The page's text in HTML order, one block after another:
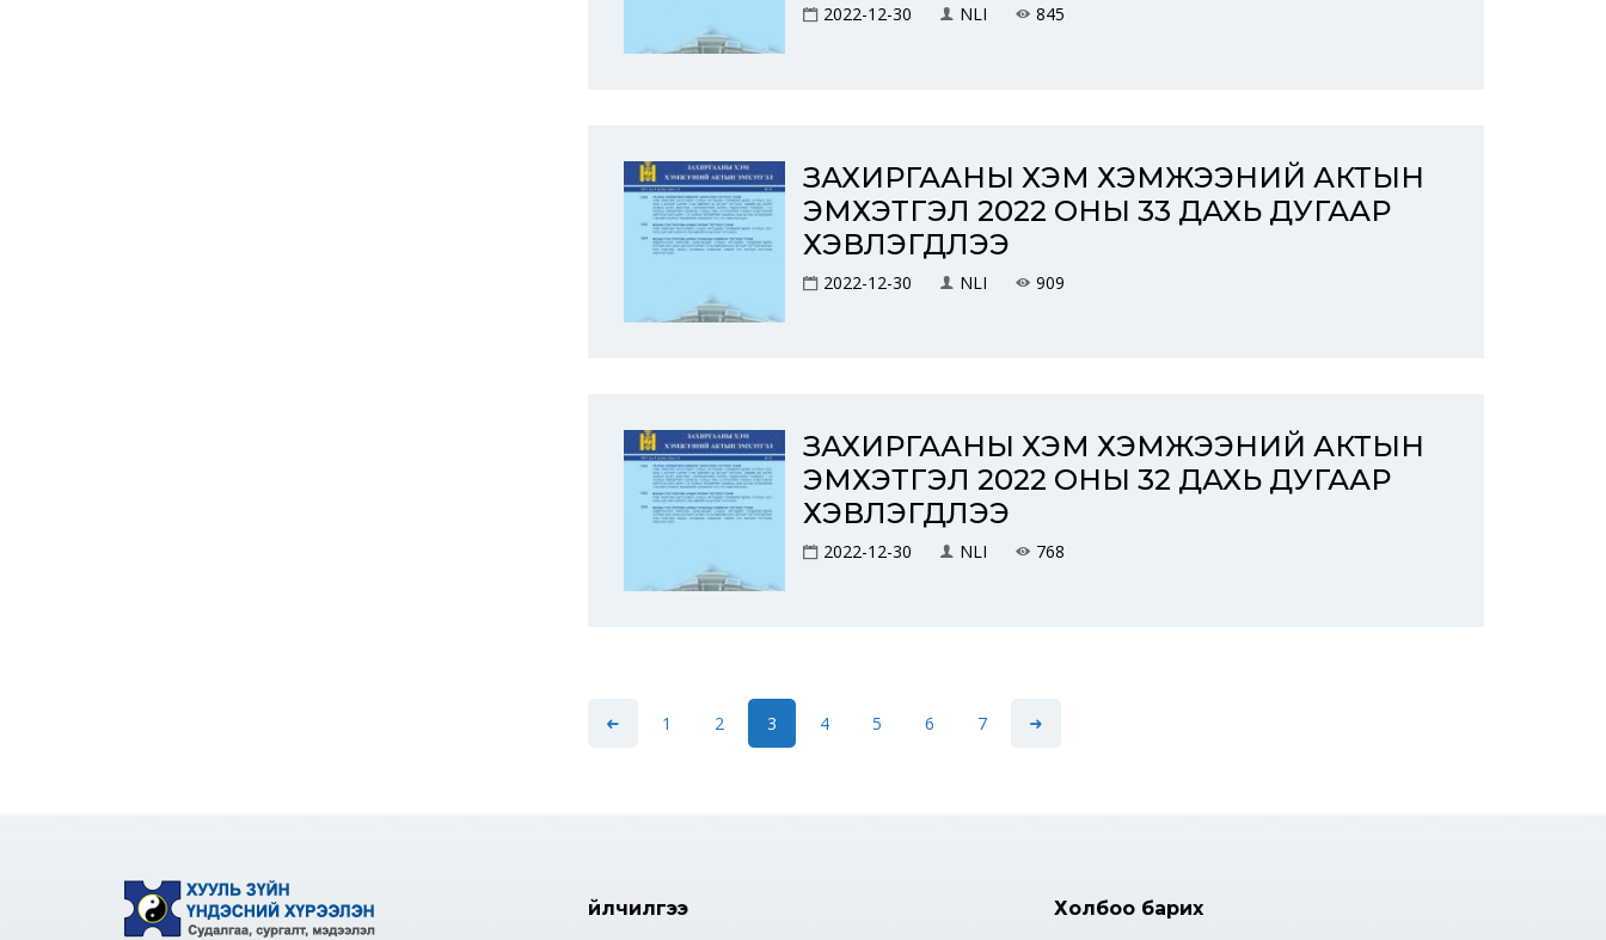
2022-12-30 NLI 845
ЗАХИРГААНЫ ХЭМ ХЭМЖЭЭНИЙ АКТЫН
ЭМХЭТГЭЛ 2022 ОНЫ 33 ДАХЬ ДУГААР
ХЭВЛЭГДЛЭЭ
2022-12-30 NLI 909
ЗАХИРГААНЫ ХЭМ ХЭМЖЭЭНИЙ АКТЫН
ЭМХЭТГЭЛ 2022 ОНЫ 32 ДАХЬ ДУГААР
ХЭВЛЭГДЛЭЭ
2022-12-30 NLI 768
1 2 3 4 5 6 7
Үйлчилгээ
Холбоо барих